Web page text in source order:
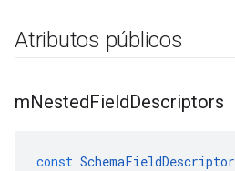
Atributos públicos
mNestedFieldDescriptors
const SchemaFieldDescriptor